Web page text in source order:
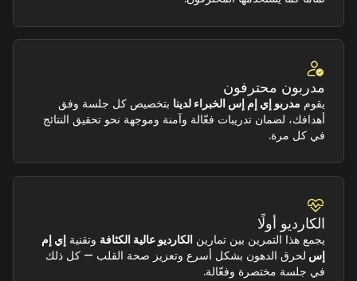
مدربون محترفون
يقوم مدربو إي إم إس الخبراء لدينا بتخصيص كل جلسة وفق
أهدافك، لضمان تدريبات فعّالة وآمنة وموجهة نحو تحقيق النتائج
في كل مرة.
الكارديو أولًا
يجمع هذا التمرين بين تمارينالكارديو عالية الكثافة وتقنيةإي إم
إس لحرق الدهون بشكل أسرع وتعزيز صحة القلب — كل ذلك
في جلسة مختصرة وفعّالة.